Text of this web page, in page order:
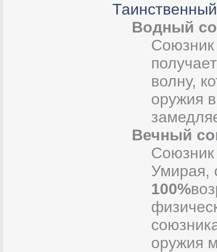
Водный
Союзник
волну,
оружия
Вечный
Союзник
Умирая,
100%
оружия